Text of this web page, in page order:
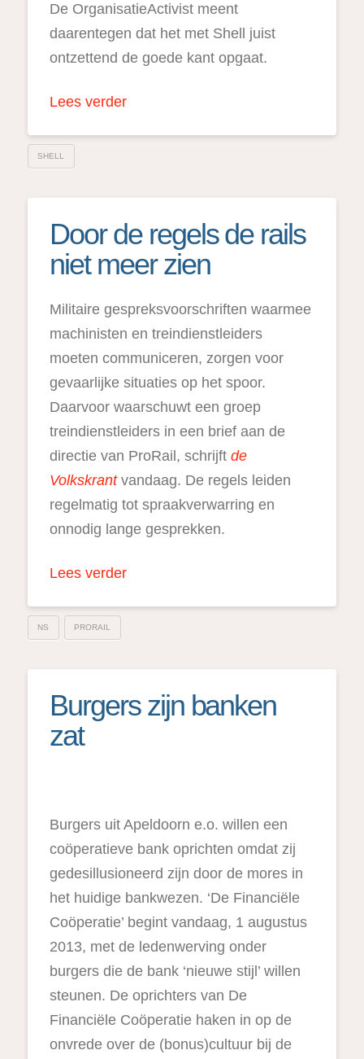
De OrganisatieActivist meent
daarentegen dat het met Shell juist
ontzettend de goede kant opgaat.
Lees verder
SHELL
Door de regels de rails
niet meer zien
Militaire gespreksvoorschriften waarmee
machinisten en treindienstleiders
moeten communiceren, zorgen voor
gevaarlijke situaties op het spoor.
Daarvoor waarschuwt een groep
treindienstleiders in een brief aan de
directie van ProRail, schrijftde
Volkskrantvandaag. De regels leiden
regelmatig tot spraakverwarring en
onnodig lange gesprekken.
Lees verder
NS PRORAIL
Burgers zijn banken
zat
Burgers uit Apeldoorn e.o. willen een
coöperatieve bank oprichten omdat zij
gedesillusioneerd zijn door de mores in
het huidige bankwezen. ‘De Financiële
Coöperatie’ begint vandaag, 1 augustus
2013, met de ledenwerving onder
burgers die de bank ‘nieuwe stijl’ willen
steunen. De oprichters van De
Financiële Coöperatie haken in op de
onvrede over de (bonus)cultuur bij de